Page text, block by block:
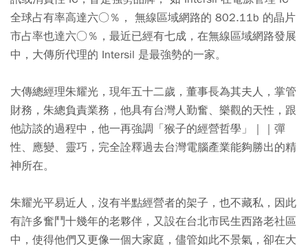
全球占有率高達六○％， 無線區域網路的 802.11b 的晶片
市占率也達六○％，最近已經有七成，在無線區域網路發展
中，大傳所代理的 Intersil 是最強勢的一家。
大傳總經理朱耀光，現年五十二歲，董事長為其夫人，掌管
財務，朱總負責業務，他具有台灣人勤奮、樂觀的天性，跟
他訪談的過程中，他一再強調「猴子的經營哲學」｜｜彈
性、應變、靈巧，完全詮釋過去台灣電腦產業能夠勝出的精
神所在。
朱耀光平易近人，沒有半點經營者的架子，也不藏私，因此
有許多奮鬥十幾年的老夥伴，又設在台北市民生西路老社區
中，使得他們又更像一個大家庭，儘管如此不景氣，卻在大